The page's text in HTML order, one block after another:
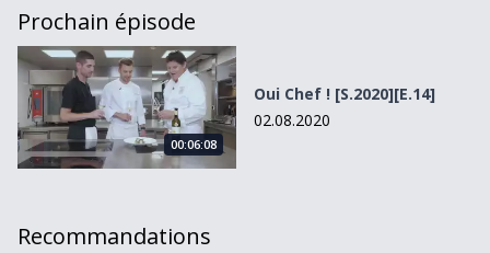
Prochain épisode
Oui Chef ! [S.2020][E.14]
00:06:08
Oui Chef ! [S.2020][E.14]
02.08.2020
Recommandations